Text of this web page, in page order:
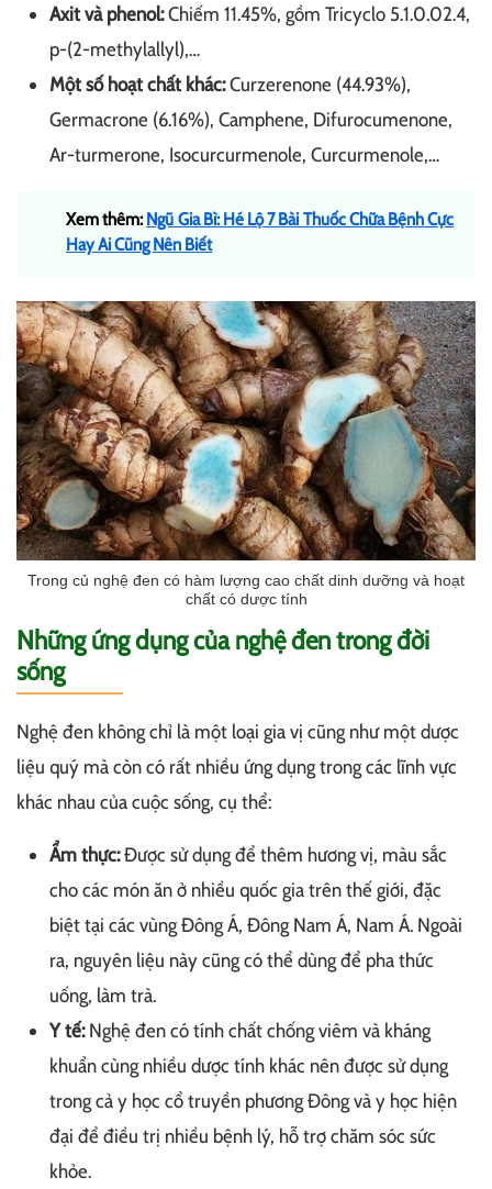
Axit và phenol:Chiếm 11.45%, gồm Tricyclo 5.1.0.02.4,
p-(2-methylallyl),…
Một số hoạt chất khác:Curzerenone (44.93%),
Germacrone (6.16%), Camphene, Difurocumenone,
Ar-turmerone, Isocurcurmenole, Curcurmenole,…
Xem thêm: Ngũ Gia Bì: Hé Lộ 7 Bài Thuốc Chữa Bệnh Cực
Hay Ai Cũng Nên Biết
Trong củ nghệ đen có hàm lượng cao chất dinh dưỡng và hoạt
chất có dược tính
Những ứng dụng của nghệ đen trong đời
sống
Nghệ đen không chỉ là một loại gia vị cũng như một dược
liệu quý mà còn có rất nhiều ứng dụng trong các lĩnh vực
khác nhau của cuộc sống, cụ thể:
Ẩm thực:Được sử dụng để thêm hương vị, màu sắc
cho các món ăn ở nhiều quốc gia trên thế giới, đặc
biệt tại các vùng Đông Á, Đông Nam Á, Nam Á. Ngoài
ra, nguyên liệu này cũng có thể dùng để pha thức
uống, làm trà.
Y tế:Nghệ đen có tính chất chống viêm và kháng
khuẩn cùng nhiều dược tính khác nên được sử dụng
trong cả y học cổ truyền phương Đông và y học hiện
đại để điều trị nhiều bệnh lý, hỗ trợ chăm sóc sức
khỏe.